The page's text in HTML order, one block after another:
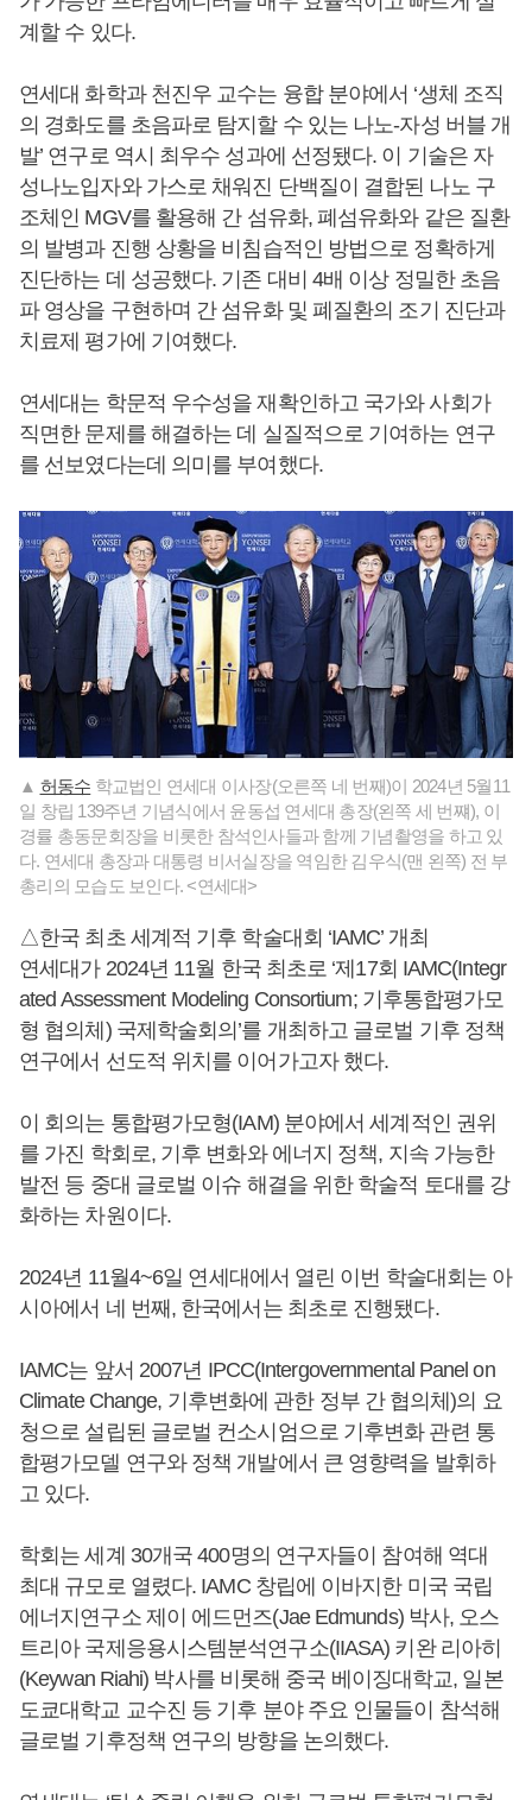
계할 수 있다.
연세대 화학과 천진우 교수는 융합 분야에서 ‘생체 조직
의 경화도를 초음파로 탐지할 수 있는 나노-자성 버블 개
발’ 연구로 역시 최우수 성과에 선정됐다. 이 기술은 자
성나노입자와 가스로 채워진 단백질이 결합된 나노 구
조체인 MGV를 활용해 간 섬유화, 폐섬유화와 같은 질환
의 발병과 진행 상황을 비침습적인 방법으로 정확하게
진단하는 데 성공했다. 기존 대비 4배 이상 정밀한 초음
파 영상을 구현하며 간 섬유화 및 폐질환의 조기 진단과
치료제 평가에 기여했다.
연세대는 학문적 우수성을 재확인하고 국가와 사회가
직면한 문제를 해결하는 데 실질적으로 기여하는 연구
를 선보였다는데 의미를 부여했다.
▲ 허동수 학교법인 연세대 이사장(오른쪽 네 번째)이 2024년 5월11
일 창립 139주년 기념식에서 윤동섭 연세대 총장(왼쪽 세 번쨰), 이
경률 총동문회장을 비롯한 참석인사들과 함께 기념촬영을 하고 있
다. 연세대 총장과 대통령 비서실장을 역임한 김우식(맨 왼쪽) 전 부
총리의 모습도 보인다. <연세대>
△한국 최초 세계적 기후 학술대회 ‘IAMC’ 개최
연세대가 2024년 11월 한국 최초로 ‘제17회 IAMC(Integr
ated Assessment Modeling Consortium; 기후통합평가모
형 협의체) 국제학술회의’를 개최하고 글로벌 기후 정책
연구에서 선도적 위치를 이어가고자 했다.
이 회의는 통합평가모형(IAM) 분야에서 세계적인 권위
를 가진 학회로, 기후 변화와 에너지 정책, 지속 가능한
발전 등 중대 글로벌 이슈 해결을 위한 학술적 토대를 강
화하는 차원이다.
2024년 11월4~6일 연세대에서 열린 이번 학술대회는 아
시아에서 네 번째, 한국에서는 최초로 진행됐다.
IAMC는 앞서 2007년 IPCC(Intergovernmental Panel on
Climate Change, 기후변화에 관한 정부 간 협의체)의 요
청으로 설립된 글로벌 컨소시엄으로 기후변화 관련 통
합평가모델 연구와 정책 개발에서 큰 영향력을 발휘하
고 있다.
학회는 세계 30개국 400명의 연구자들이 참여해 역대
최대 규모로 열렸다. IAMC 창립에 이바지한 미국 국립
에너지연구소 제이 에드먼즈(Jae Edmunds) 박사, 오스
트리아 국제응용시스템분석연구소(IIASA) 키완 리아히
(Keywan Riahi) 박사를 비롯해 중국 베이징대학교, 일본
도쿄대학교 교수진 등 기후 분야 주요 인물들이 참석해
글로벌 기후정책 연구의 방향을 논의했다.